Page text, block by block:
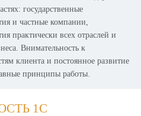
государственные
и частные компании,
практически всех отраслей и
Внимательность к
клиента и постоянное развитие
принципы работы.
1С